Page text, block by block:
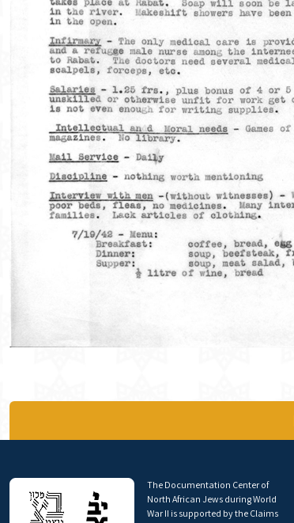
The Documentation Center of
North African Jews during World
War II is supported by the Claims